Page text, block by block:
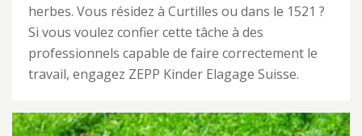
herbes. Vous résidez à Curtilles ou dans le 1521 ?
Si vous voulez confier cette tâche à des
professionnels capable de faire correctement le
travail, engagez ZEPP Kinder Elagage Suisse.